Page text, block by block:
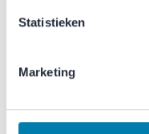
Statistieken
Marketing